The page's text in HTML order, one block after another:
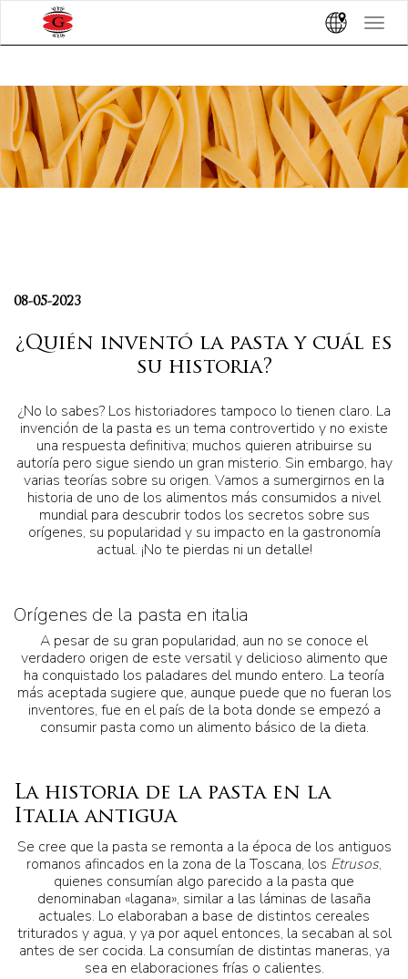
Toggle
08-05-2023
¿Quién inventó la pasta y cuál es
su historia?
¿No lo sabes? Los historiadores tampoco lo tienen claro. La
invención de la pasta es un tema controvertido y no existe
una respuesta definitiva; muchos quieren atribuirse su
autoría pero sigue siendo un gran misterio. Sin embargo, hay
varias teorías sobre su origen. Vamos a sumergirnos en la
historia de uno de los alimentos más consumidos a nivel
mundial para descubrir todos los secretos sobre sus
orígenes, su popularidad y su impacto en la gastronomía
actual. ¡No te pierdas ni un detalle!
Orígenes de la pasta en italia
A pesar de su gran popularidad, aun no se conoce el
verdadero origen de este versatil y delicioso alimento que
ha conquistado los paladares del mundo entero. La teoría
más aceptada sugiere que, aunque puede que no fueran los
inventores, fue en el país de la bota donde se empezó a
consumir pasta como un alimento básico de la dieta.
La historia de la pasta en la
Italia antigua
Se cree que la pasta se remonta a la época de los antiguos
romanos afincados en la zona de la Toscana, los Etrusos,
quienes consumían algo parecido a la pasta que
denominaban «lagana», similar a las láminas de lasaña
actuales. Lo elaboraban a base de distintos cereales
triturados y agua, y ya por aquel entonces, la secaban al sol
antes de ser cocida. La consumían de distintas maneras, ya
sea en elaboraciones frías o calientes.